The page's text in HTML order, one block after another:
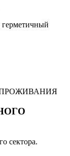
герметичный
сектора.